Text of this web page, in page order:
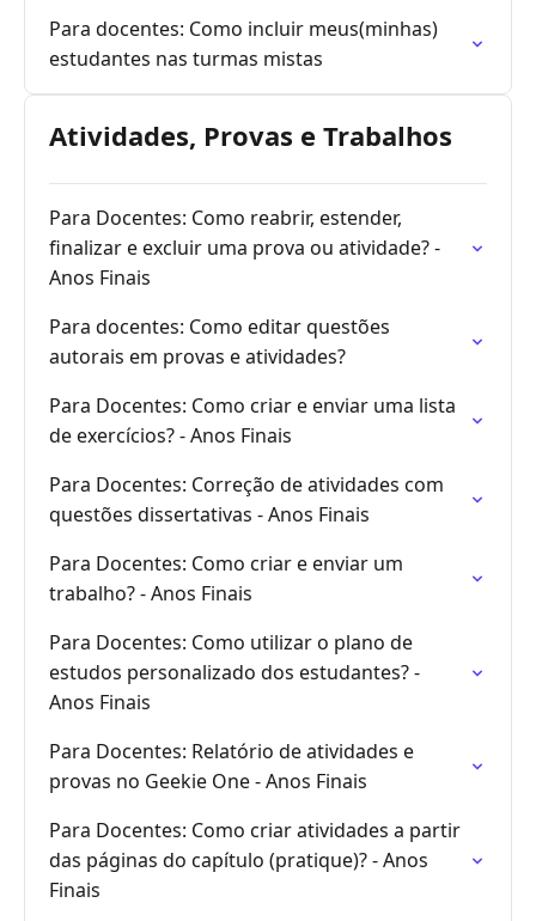
Para docentes: Como incluir meus(minhas)
estudantes nas turmas mistas
Atividades, Provas e Trabalhos
Para Docentes: Como reabrir, estender,
finalizar e excluir uma prova ou atividade? -
Anos Finais
Para docentes: Como editar questões
autorais em provas e atividades?
Para Docentes: Como criar e enviar uma lista
de exercícios? - Anos Finais
Para Docentes: Correção de atividades com
questões dissertativas - Anos Finais
Para Docentes: Como criar e enviar um
trabalho? - Anos Finais
Para Docentes: Como utilizar o plano de
estudos personalizado dos estudantes? -
Anos Finais
Para Docentes: Relatório de atividades e
provas no Geekie One - Anos Finais
Para Docentes: Como criar atividades a partir
das páginas do capítulo (pratique)? - Anos
Finais